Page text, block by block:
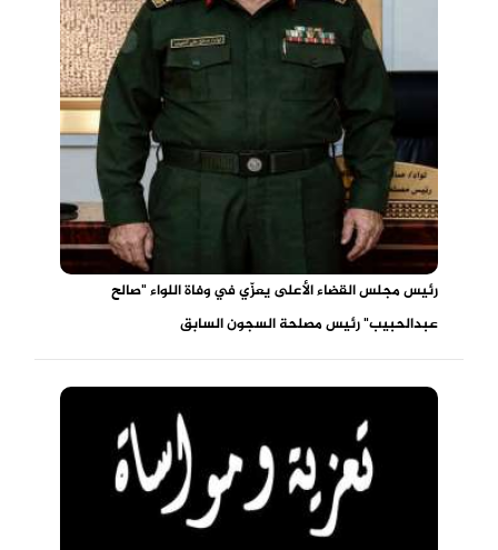
رئيس مجلس القضاء الأعلى يعزّي في وفاة اللواء "صالح
عبدالحبيب" رئيس مصلحة السجون السابق